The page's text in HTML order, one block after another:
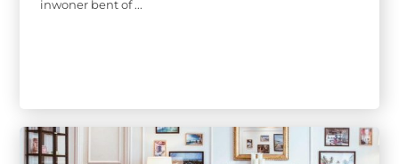
inwoner bent of ...